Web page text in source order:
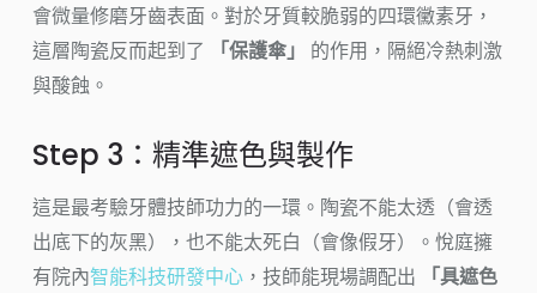
會微量修磨牙齒表面。對於牙質較脆弱的四環黴素牙，
這層陶瓷反而起到了
「保護傘」
的作用，隔絕冷熱刺激
與酸蝕。
Step 3：精準遮色與製作
這是最考驗牙體技師功力的一環。陶瓷不能太透（會透
出底下的灰黑），也不能太死白（會像假牙）。悅庭擁
有院內智能科技研發中心，技師能現場調配出
「具遮色